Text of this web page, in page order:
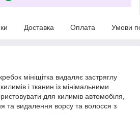
Доставка Оплата Умови
мініщітка видаляє застряглу
і тканин із мінімальними
для килимів автомобіля,
та видалення ворсу та волосся з